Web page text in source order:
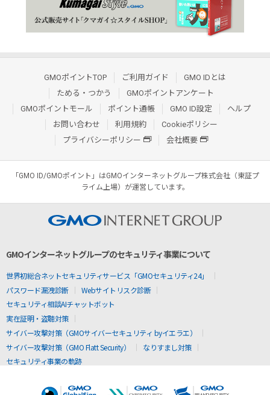
GMOポイントTOP ご利用ガイド
GMO IDとは
ためる・つかう
GMOポイントアンケート
GMOポイントモール
ポイント通帳 GMO ID設定
ヘルプ
お問い合わせ
利用規約
Cookieポリシー
プライバシーポリシー
会社概要
「GMO ID/GMOポイント」はGMOインターネットグループ株式会社（東証プ
ライム上場）が運営しています。
GMOインターネットグループのセキュリティ事業について
世界初総合ネットセキュリティサービス「GMOセキュリティ24」
パスワード漏洩診断
Webサイトリスク診断
セキュリティ相談AIチャットボット
実在証明・盗聴対策
サイバー攻撃対策（GMOサイバーセキュリティ byイエラエ）
サイバー攻撃対策（GMO Flatt Security）
なりすまし対策
セキュリティ事業の軌跡